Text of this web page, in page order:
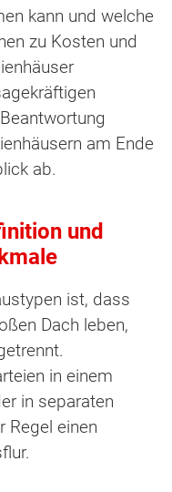
kann und welche
zu Kosten und
am Ende
ab.
und
ist, dass
Dach leben,
in einem
in separaten
Regel einen